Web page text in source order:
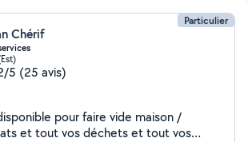
Particulier
Chérif
5 (25 avis)
pour faire vide maison /
et tout vos déchets et tout vos